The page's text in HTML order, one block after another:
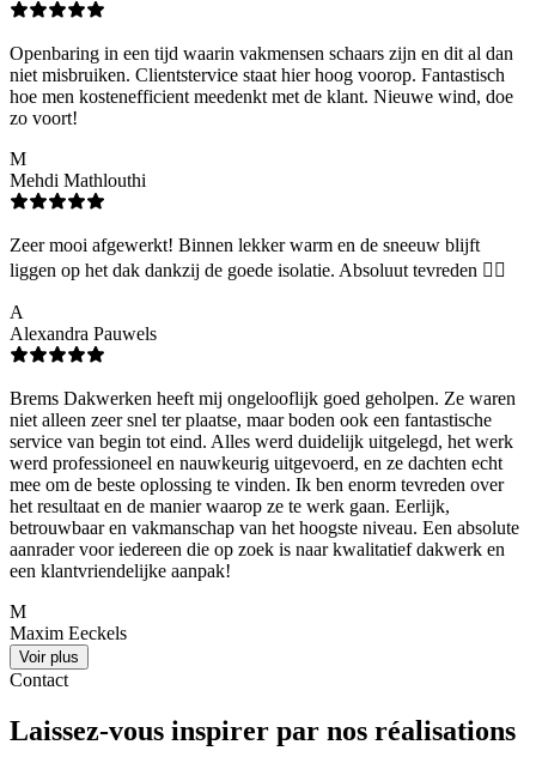
Openbaring in een tijd waarin vakmensen schaars zijn en dit al dan
niet misbruiken. Clientstervice staat hier hoog voorop. Fantastisch
hoe men kostenefficient meedenkt met de klant. Nieuwe wind, doe
zo voort!
M
Mehdi Mathlouthi
Zeer mooi afgewerkt! Binnen lekker warm en de sneeuw blijft
liggen op het dak dankzij de goede isolatie. Absoluut tevreden 👌🏻
A
Alexandra Pauwels
Brems Dakwerken heeft mij ongelooflijk goed geholpen. Ze waren
niet alleen zeer snel ter plaatse, maar boden ook een fantastische
service van begin tot eind. Alles werd duidelijk uitgelegd, het werk
werd professioneel en nauwkeurig uitgevoerd, en ze dachten echt
mee om de beste oplossing te vinden. Ik ben enorm tevreden over
het resultaat en de manier waarop ze te werk gaan. Eerlijk,
betrouwbaar en vakmanschap van het hoogste niveau. Een absolute
aanrader voor iedereen die op zoek is naar kwalitatief dakwerk en
een klantvriendelijke aanpak!
M
Maxim Eeckels
Voir plus
Contact
Laissez-vous inspirer par nos réalisations